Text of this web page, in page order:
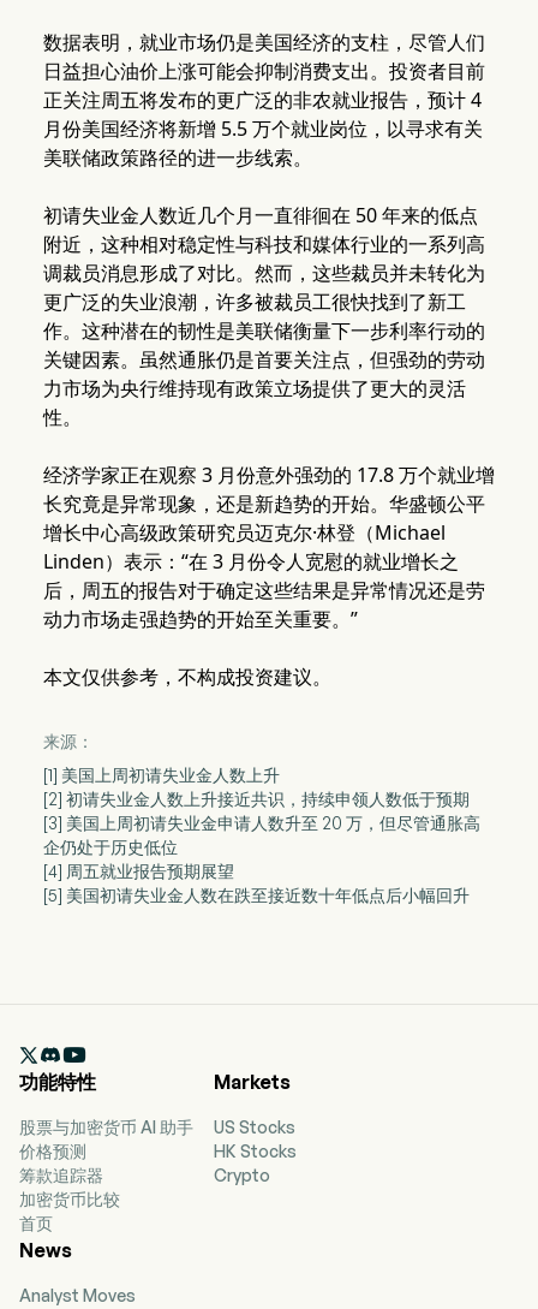
数据表明，就业市场仍是美国经济的支柱，尽管人们
日益担心油价上涨可能会抑制消费支出。投资者目前
正关注周五将发布的更广泛的非农就业报告，预计 4
月份美国经济将新增 5.5 万个就业岗位，以寻求有关
美联储政策路径的进一步线索。
初请失业金人数近几个月一直徘徊在 50 年来的低点
附近，这种相对稳定性与科技和媒体行业的一系列高
调裁员消息形成了对比。然而，这些裁员并未转化为
更广泛的失业浪潮，许多被裁员工很快找到了新工
作。这种潜在的韧性是美联储衡量下一步利率行动的
关键因素。虽然通胀仍是首要关注点，但强劲的劳动
力市场为央行维持现有政策立场提供了更大的灵活
性。
经济学家正在观察 3 月份意外强劲的 17.8 万个就业增
长究竟是异常现象，还是新趋势的开始。华盛顿公平
增长中心高级政策研究员迈克尔·林登（Michael
Linden）表示：“在 3 月份令人宽慰的就业增长之
后，周五的报告对于确定这些结果是异常情况还是劳
动力市场走强趋势的开始至关重要。”
本文仅供参考，不构成投资建议。
来源：
[1] 美国上周初请失业金人数上升
[2] 初请失业金人数上升接近共识，持续申领人数低于预期
[3] 美国上周初请失业金申请人数升至 20 万，但尽管通胀高
企仍处于历史低位
[4] 周五就业报告预期展望
[5] 美国初请失业金人数在跌至接近数十年低点后小幅回升

功能特性
股票与加密货币 AI 助手
价格预测
筹款追踪器
加密货币比较
首页
Markets
US Stocks
HK Stocks
Crypto
News
Analyst Moves